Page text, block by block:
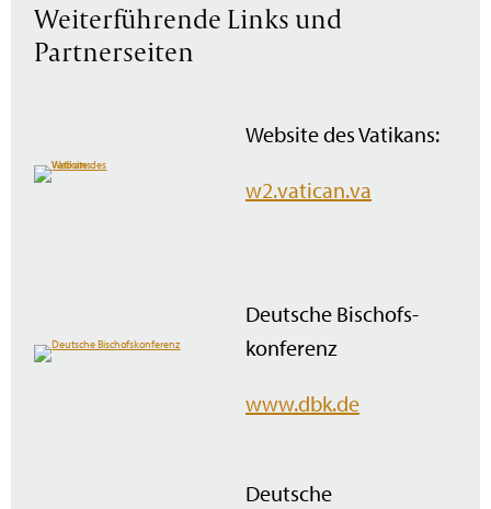
Weiterführende Links und
Partnerseiten
Website des Vatikans:
w2.vatican.va
Deutsche Bischofs­
konferenz
www.dbk.de
Deutsche